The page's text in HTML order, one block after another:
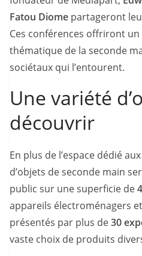
Fatou Diome partageront
Ces conférences offriront
thématique de la seconde
sociétaux qui l’entourent.
Une variété
découvrir
En plus de l’espace dédié
d’objets de seconde main
public sur une superficie de
appareils électroménagers
présentés par plus de30
vaste choix de produits